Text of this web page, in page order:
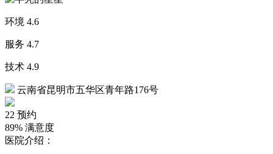
环境 4.6
服务 4.7
技术 4.9
云南省昆明市五华区青年路176号
22 预约
89% 满意度
医院介绍：